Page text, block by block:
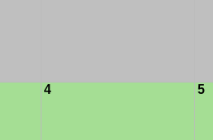
4 5